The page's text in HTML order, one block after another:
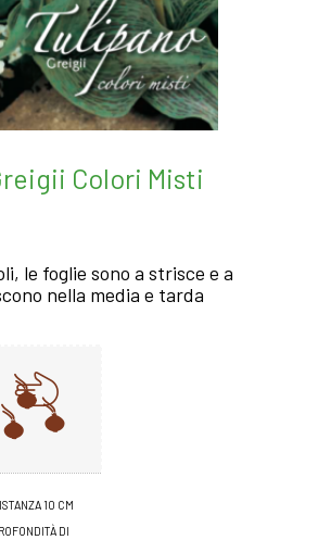
Colori Misti
le foglie sono a strisce e a
nella media e tarda
10 CM
DI